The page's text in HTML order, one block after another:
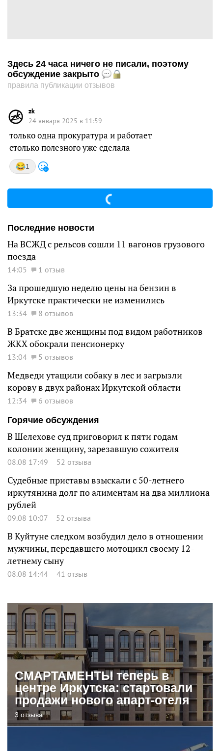
Здесь 24 часа ничего не писали, поэтому
обсуждение закрыто
правила публикации отзывов
zk
24 января 2025 в 11:59
только одна прокуратура и работает
столько полезного уже сделала
1
Последние новости
На ВСЖД с рельсов сошли 11 вагонов грузового
поезда
14:05 1 отзыв
За прошедшую неделю цены на бензин в
Иркутске практически не изменились
13:34 8 отзывов
В Братске две женщины под видом работников
ЖКХ обокрали пенсионерку
13:04 5 отзывов
Медведи утащили собаку в лес и загрызли
корову в двух районах Иркутской области
12:34
6 отзывов
Горячие обсуждения
В Шелехове суд приговорил к пяти годам
колонии женщину, зарезавшую сожителя
08.08 17:49 52 отзыва
Судебные приставы взыскали с 50-летнего
иркутянина долг по алиментам на два миллиона
рублей
09.08 10:07 52 отзыва
В Куйтуне следком возбудил дело в отношении
мужчины, передавшего мотоцикл своему 12-
летнему сыну
08.08 14:44 41 отзыв
СМАРТАМЕНТЫ теперь в
центре Иркутска: стартовали
продажи нового апарт-отеля
3 отзыва